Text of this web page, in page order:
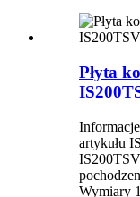
Płyta
artykułu
Wymiary